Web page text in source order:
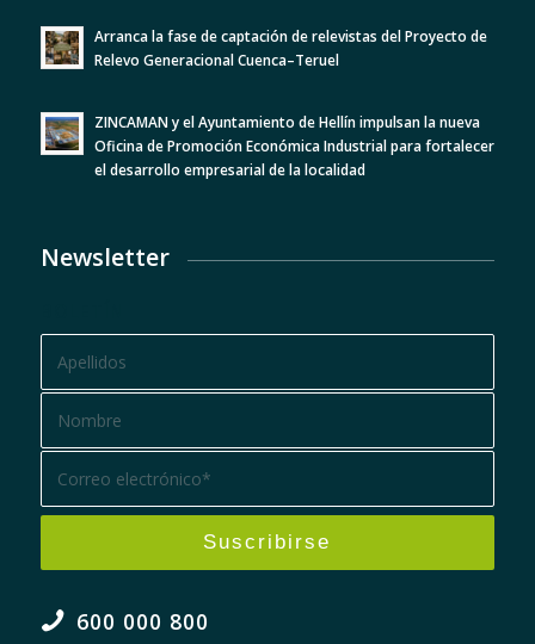
Arranca la fase de captación de relevistas del Proyecto de
Relevo Generacional Cuenca–Teruel
ZINCAMAN y el Ayuntamiento de Hellín impulsan la nueva
Oficina de Promoción Económica Industrial para fortalecer
el desarrollo empresarial de la localidad
Newsletter
600 000 800